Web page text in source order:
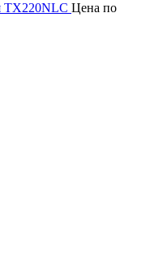
TX220NLC Цена по